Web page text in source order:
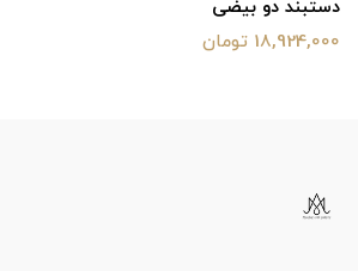
دستبند دو بیضی
18,924,000 تومان